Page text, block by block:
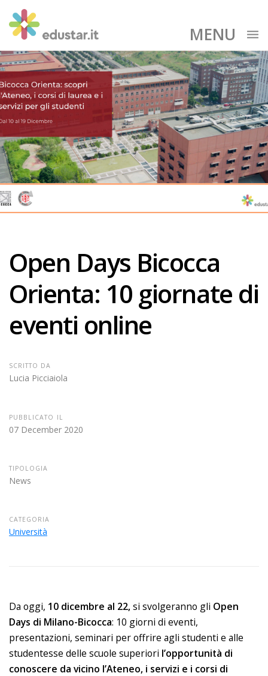
MENU
Open Days Bicocca
Orienta: 10 giornate di
eventi online
SCRITTO DA
Lucia Picciaiola
PUBBLICATO IL
07 December 2020
TIPOLOGIA
News
CATEGORIA
Università
Da oggi, 10 dicembre al 22,si svolgeranno gli Open
Days di Milano-Bicocca: 10 giorni di eventi,
presentazioni, seminari per offrire agli studenti e alle
studentesse delle scuole superiori l’opportunità di
conoscere da vicino l’Ateneo, i servizi e i corsi di